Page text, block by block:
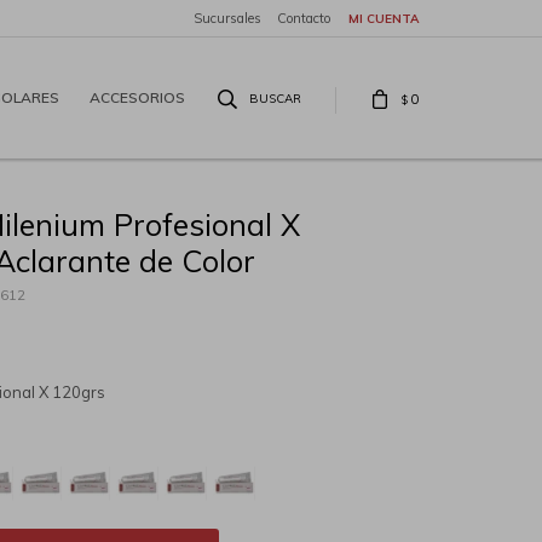
ACCESORIOS $ 0
Sucursales Contacto
Profesional X
de Color
X 120grs